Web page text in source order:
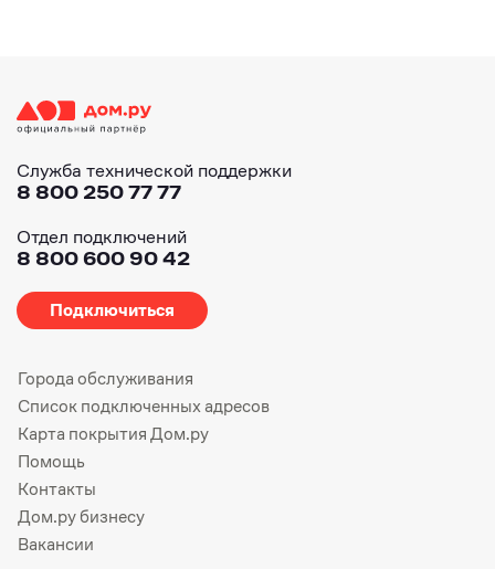
Служба технической поддержки
8 800 250 77 77
Отдел подключений
8 800 600 90 42
Подключиться
Города обслуживания
Список подключенных адресов
Карта покрытия Дом.ру
Помощь
Контакты
Дом.ру бизнесу
Вакансии